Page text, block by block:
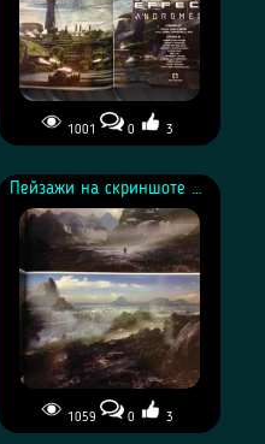
1001 0 3
артбука The Art of Mass
Effect: Andromeda
Пейзажи на скриншоте артбука
1059 0 3